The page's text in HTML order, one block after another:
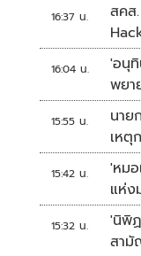
16:37 น.
สคส
ข้อ
16:04 น.
'อนุ
พยา
2'
15:55 น.
นาย
เหตุ
ด่าน
15:42 น.
'หม
แห่ง
ปลอ
15:32 น.
'นิพิ
สามั